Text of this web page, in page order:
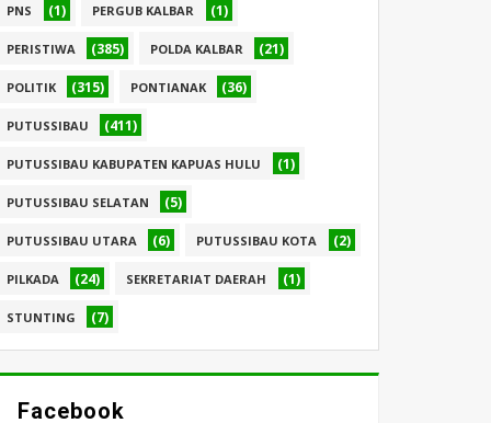
PNS (1) PERGUB KALBAR (1)
PERISTIWA (385) POLDA KALBAR (21)
POLITIK (315) PONTIANAK (36)
PUTUSSIBAU (411)
PUTUSSIBAU KABUPATEN KAPUAS HULU (1)
PUTUSSIBAU SELATAN (5)
PUTUSSIBAU UTARA (6) PUTUSSIBAU KOTA (2)
PILKADA (24) SEKRETARIAT DAERAH (1)
STUNTING (7)
Facebook